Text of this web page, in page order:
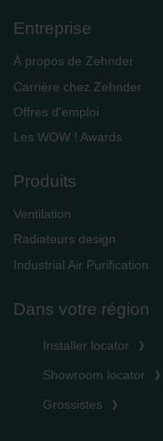
Entreprise
À propos de Zehnder
Carrière chez Zehnder
Offres d'emploi
Les WOW ! Awards
Produits
Ventilation
Radiateurs design
Industrial Air Purification
Dans votre région
Installer locator
Showroom locator
Grossistes